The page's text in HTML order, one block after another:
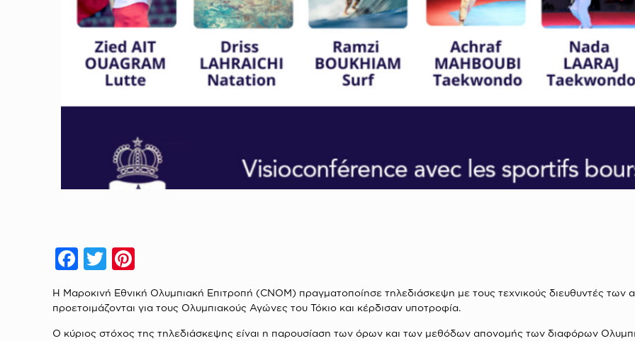
Facebook
Twitter
Η Μαροκινή Εθνική Ολυμπιακή Επιτροπή (CNOM) πραγματοποίησε τηλεδιάσκεψη με τους τεχνικούς διευθυντές των
προετοιμάζονται για τους Ολυμπιακούς Αγώνες του Τόκιο και κέρδισαν υποτροφία.
Ο κύριος στόχος της τηλεδιάσκεψης είναι η παρουσίαση των όρων και των μεθόδων απονομής των διαφόρων